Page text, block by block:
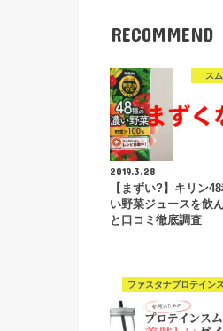
RECOMMEND
ス
2019.3.28
【まずい?】キリン
い野菜ジュースを飲
と口コミ徹底調査
ファスタナプロテイン